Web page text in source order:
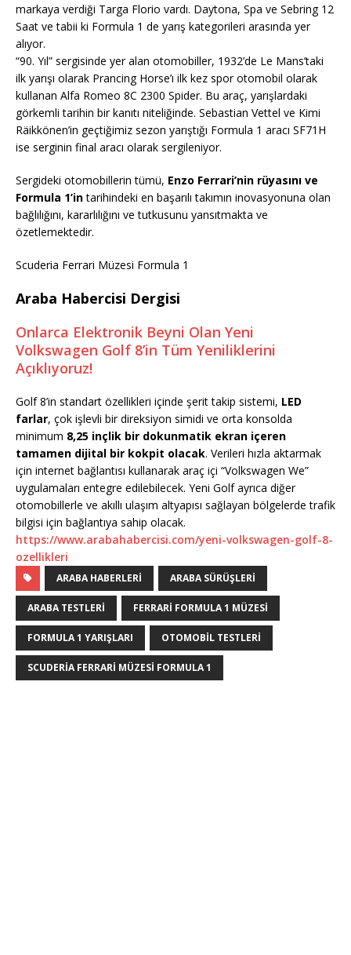
markaya verdiği Targa Florio vardı. Daytona, Spa ve Sebring 12
Saat ve tabii ki Formula 1 de yarış kategorileri arasında yer
alıyor.
“90. Yıl” sergisinde yer alan otomobiller, 1932’de Le Mans’taki
ilk yarışı olarak Prancing Horse’ı ilk kez spor otomobil olarak
kullanan Alfa Romeo 8C 2300 Spider. Bu araç, yarışlardaki
görkemli tarihin bir kanıtı niteliğinde. Sebastian Vettel ve Kimi
Räikkönen’in geçtiğimiz sezon yarıştığı Formula 1 aracı SF71H
ise serginin final aracı olarak sergileniyor.
Sergideki otomobillerin tümü, Enzo Ferrari’nin rüyasını ve
Formula 1’intarihindeki en başarılı takımın inovasyonuna olan
bağlılığını, kararlılığını ve tutkusunu yansıtmakta ve
özetlemektedir.
Scuderia Ferrari Müzesi Formula 1
Araba Habercisi Dergisi
Onlarca Elektronik Beyni Olan Yeni
Volkswagen Golf 8’in Tüm Yeniliklerini
Açıklıyoruz!
Golf 8’in standart özellikleri içinde şerit takip sistemi, LED
farlar, çok işlevli bir direksiyon simidi ve orta konsolda
minimum 8,25 inçlik bir dokunmatik ekran içeren
tamamen dijital bir kokpit olacak. Verileri hızla aktarmak
için internet bağlantısı kullanarak araç içi “Volkswagen We”
uygulamaları entegre edilebilecek. Yeni Golf ayrıca diğer
otomobillerle ve akıllı ulaşım altyapısı sağlayan bölgelerde trafik
bilgisi için bağlantıya sahip olacak.
https://www.arabahabercisi.com/yeni-volkswagen-golf-8-
ozellikleri
ARABA HABERLERI ARABA SÜRÜŞLERI
ARABA TESTLERI FERRARI FORMULA 1 MÜZESI
FORMULA 1 YARIŞLARI OTOMOBIL TESTLERI
SCUDERIA FERRARI MÜZESI FORMULA 1